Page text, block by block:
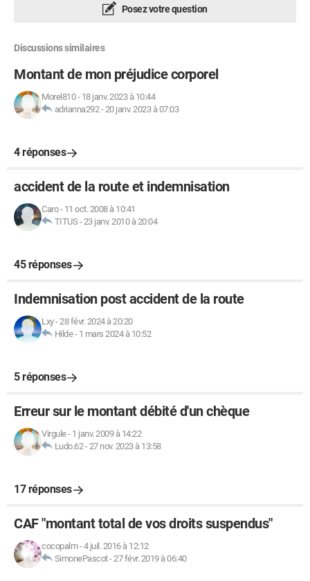
Posez votre question
Discussions similaires
Montant de mon préjudice corporel
Morel810- 18 janv. 2023 à 10:44
adrianna292-20 janv. 2023 à 07:03
4 réponses
accident de la route et indemnisation
Caro- 11 oct. 2008 à 10:41
TITUS -23 janv. 2010 à 20:04
45 réponses
Indemnisation post accident de la route
Lxy-28 févr. 2024 à 20:20
Hilde- 1 mars 2024 à 10:52
5 réponses
Erreur sur le montant débité d'un chèque
Virgule- 1 janv. 2009 à 14:22
Ludo.62-27 nov. 2023 à 13:58
17 réponses
CAF "montant total de vos droits suspendus"
cocopalm-4 juil. 2016 à 12:12
SimonePascot-27 févr. 2019 à 06:40